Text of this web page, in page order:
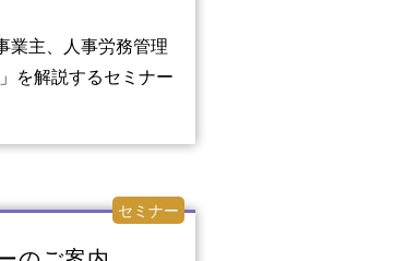
業主、人事労務管理
を解説するセミナー
セミナー